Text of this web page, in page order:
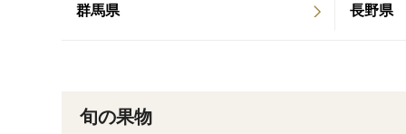
群馬県 長野県
旬の果物